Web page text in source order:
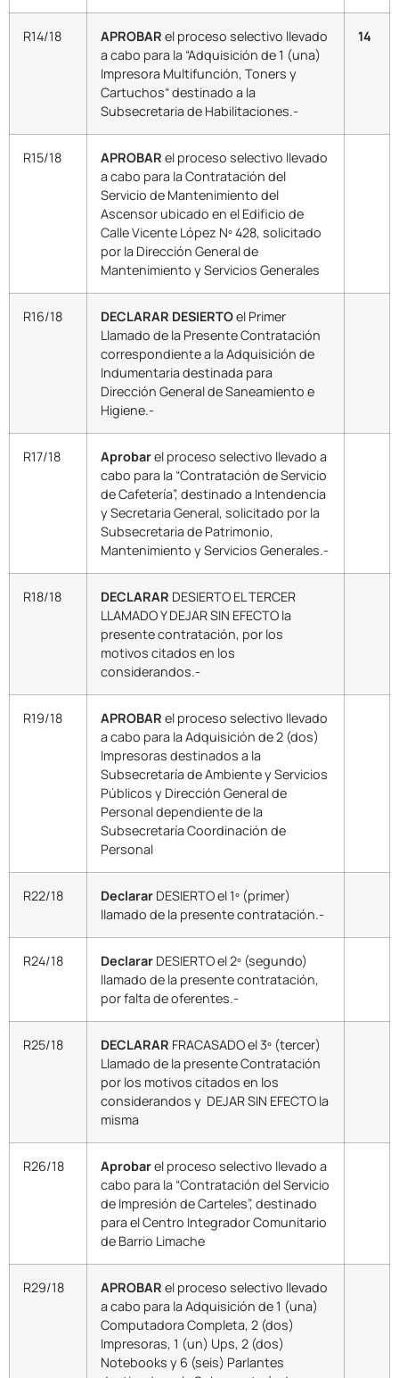
R14/18 APROBAR el proceso selectivo llevado
a cabo para la “Adquisición de 1 (una)
Impresora Multifunción, Toners y
Cartuchos“ destinado a la
Subsecretaria de Habilitaciones.-
14
R15/18 APROBAR el proceso selectivo llevado
a cabo para la Contratación del
Servicio de Mantenimiento del
Ascensor ubicado en el Edificio de
Calle Vicente López Nº 428, solicitado
por la Dirección General de
Mantenimiento y Servicios Generales
R16/18 DECLARAR DESIERTOel Primer
Llamado de la Presente Contratación
correspondiente a la Adquisición de
Indumentaria destinada para
Dirección General de Saneamiento e
Higiene.-
R17/18 Aprobarel proceso selectivo llevado a
cabo para la “Contratación de Servicio
de Cafetería”, destinado a Intendencia
y Secretaria General, solicitado por la
Subsecretaria de Patrimonio,
Mantenimiento y Servicios Generales.-
R18/18 DECLARAR DESIERTO EL TERCER
LLAMADO Y DEJAR SIN EFECTO la
presente contratación, por los
motivos citados en los
considerandos.-
R19/18 APROBAR el proceso selectivo llevado
a cabo para la Adquisición de 2 (dos)
Impresoras destinados a la
Subsecretaría de Ambiente y Servicios
Públicos y Dirección General de
Personal dependiente de la
Subsecretaría Coordinación de
Personal
R22/18 Declarar DESIERTO el 1º (primer)
llamado de la presente contratación.-
R24/18 Declarar DESIERTO el 2º (segundo)
llamado de la presente contratación,
por falta de oferentes.-
R25/18 DECLARAR FRACASADO el 3º (tercer)
Llamado de la presente Contratación
por los motivos citados en los
considerandos y DEJAR SIN EFECTO la
misma
R26/18 Aprobarel proceso selectivo llevado a
cabo para la “Contratación del Servicio
de Impresión de Carteles”, destinado
para el Centro Integrador Comunitario
de Barrio Limache
R29/18 APROBAR el proceso selectivo llevado
a cabo para la Adquisición de 1 (una)
Computadora Completa, 2 (dos)
Impresoras, 1 (un) Ups, 2 (dos)
Notebooks y 6 (seis) Parlantes